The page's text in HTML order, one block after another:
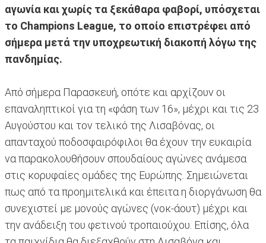
αγωνία και χωρίς τα ξεκάθαρα φαβορί, υπόσχεται
το Champions League, το οποίο επιστρέφει από
σήμερα μετά την υποχρεωτική διακοπή λόγω της
πανδημίας.
Από σήμερα Παρασκευή, οπότε και αρχίζουν οι
επαναληπτικοί για τη «φάση των 16», μέχρι και τις 23
Αυγούστου και τον τελικό της Λισαβόνας, οι
απανταχού ποδοσφαιρόφιλοι θα έχουν την ευκαιρία
να παρακολουθήσουν σπουδαίους αγώνες ανάμεσα
στις κορυφαίες ομάδες της Ευρώπης. Σημειώνεται
πως από τα προημιτελικά και έπειτα η διοργάνωση θα
συνεχιστεί με μονούς αγώνες (νοκ-άουτ) μέχρι και
την ανάδειξη του φετινού τροπαιούχου. Επίσης, όλα